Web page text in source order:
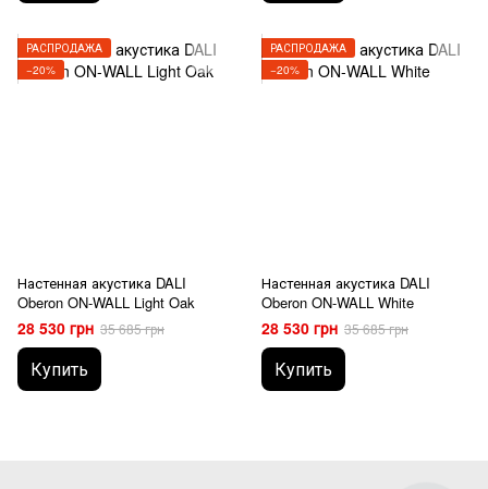
РАСПРОДАЖА
−20%
Настенная акустика DALI
Oberon ON-WALL Light Oak
28 530 грн 35 685 грн
Купить
РАСПРОДАЖА
−20%
Настенная акустика DALI
Oberon ON-WALL White
28 530 грн 35 685 грн
Купить